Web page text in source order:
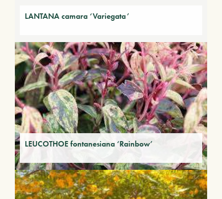
LANTANA camara ‘Variegata’
LEUCOTHOE fontanesiana ‘Rainbow’